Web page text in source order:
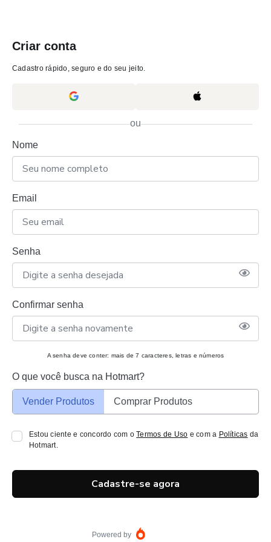
Criar conta
Cadastro rápido, seguro e do seu jeito.
ou
Nome
Email
Senha
Confirmar senha
A senha deve conter: mais de 7 caracteres, letras e números
O que você busca na Hotmart?
Vender Produtos Comprar Produtos
Estou ciente e concordo com oTermos de Uso e com a Políticas da
Hotmart.
Cadastre-se agora
Powered by